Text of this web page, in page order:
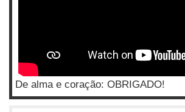
De alma e coração: OBRIGADO!